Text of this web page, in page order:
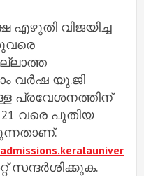
എഴുതി വിജയിച്ച
വര്‍ഷ യു.ജി
പ്രവേശനത്തിന്
വരെ പുതിയ